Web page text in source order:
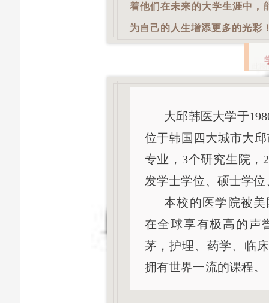
着他们在未来的大学生涯中，
为自己的人生增添更多的光彩
大邱韩医大学于
位于韩国四大城市大
专业，3个研究生院，
发学士学位、硕士学
本校的医学院被美
在全球享有极高的声
茅，护理、药学、临
拥有世界一流的课程。